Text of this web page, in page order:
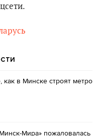
как в Минске строят метро
Мира» пожаловалась